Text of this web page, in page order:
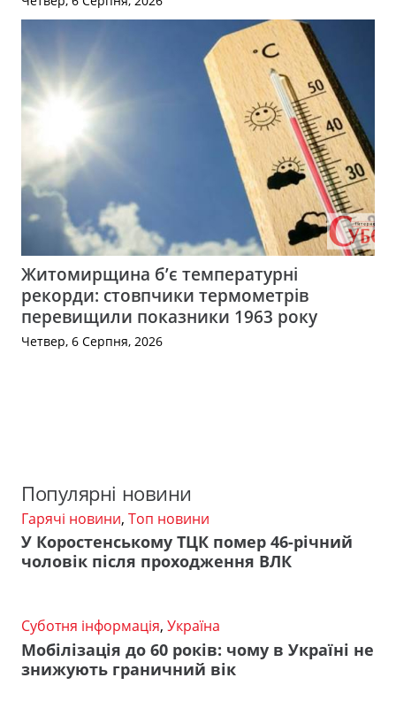
Житомирщина б’є температурні
рекорди: стовпчики термометрів
перевищили показники 1963 року
Четвер, 6 Серпня, 2026
Популярні новини
Гарячі новини, Топ новини
У Коростенському ТЦК помер 46-річний
чоловік після проходження ВЛК
Суботня інформація, Україна
Мобілізація до 60 років: чому в Україні не
знижують граничний вік